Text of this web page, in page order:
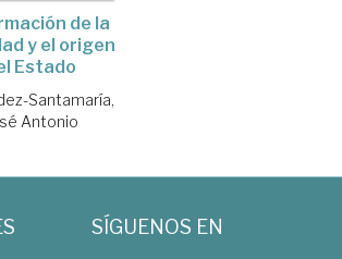
de la
y el origen
Estado
Santamaría,
Antonio
SÍGUENOS EN